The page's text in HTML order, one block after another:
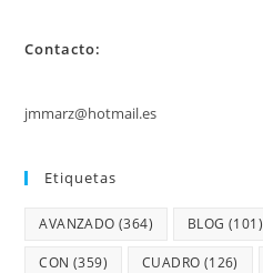
Contacto:
jmmarz@hotmail.es
Etiquetas
AVANZADO (364) BLOG (101)
CON (359) CUADRO (126)